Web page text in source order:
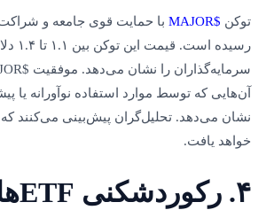
توکن $MAJOR
آن‌هایی که توسط موارد استفاده نوآورانه
نشان می‌دهد. تحلیل‌گران پیش‌بینی می‌کنند
خواهد یافت.
۴. رکوردشکنی ETFهای اتر